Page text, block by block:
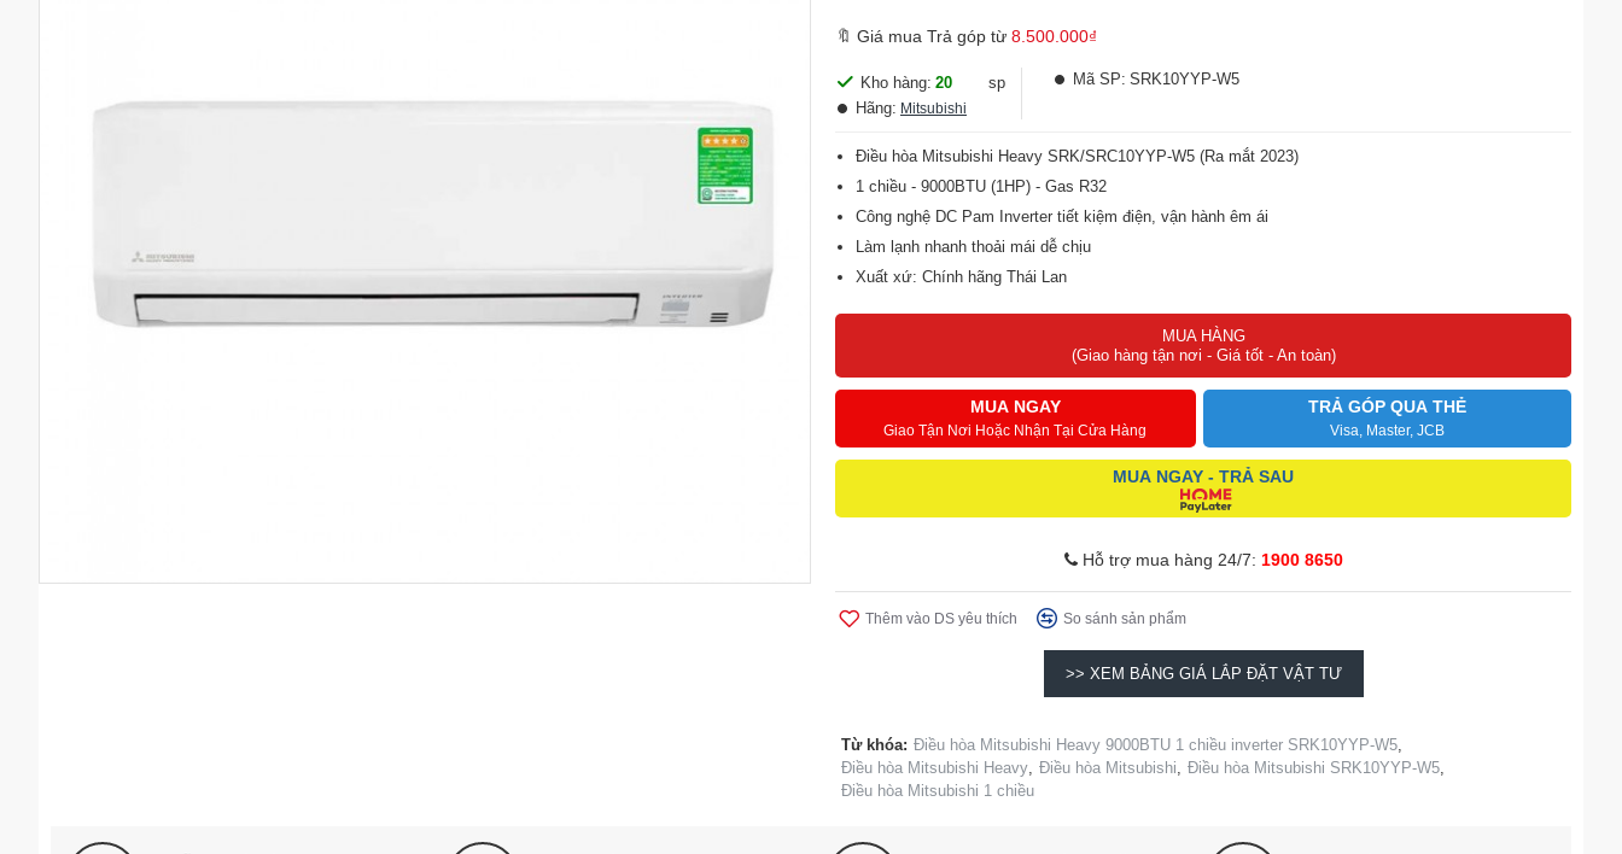
🔖 Giá mua Trả góp từ 8.500.000₫
Kho hàng: 20
sp
Hãng: Mitsubishi
Mã SP: SRK10YYP-W5
Điều hòa Mitsubishi Heavy SRK/SRC10YYP-W5 (Ra mắt 2023)
1 chiều - 9000BTU (1HP) - Gas R32
Công nghệ DC Pam Inverter tiết kiệm điện, vận hành êm ái
Làm lạnh nhanh thoải mái dễ chịu
Xuất xứ: Chính hãng Thái Lan
MUA HÀNG
(Giao hàng tận nơi - Giá tốt - An toàn)
MUA NGAY
Giao Tận Nơi Hoặc Nhận Tại Cửa Hàng
TRẢ GÓP QUA THẺ
Visa, Master, JCB
MUA NGAY - TRẢ SAU
Hỗ trợ mua hàng 24/7: 1900 8650
Thêm vào DS yêu thích So sánh sản phẩm
>> XEM BẢNG GIÁ LẮP ĐẶT VẬT TƯ
Từ khóa: Điều hòa Mitsubishi Heavy 9000BTU 1 chiều inverter SRK10YYP-W5,
Điều hòa Mitsubishi Heavy, Điều hòa Mitsubishi, Điều hòa Mitsubishi SRK10YYP-W5,
Điều hòa Mitsubishi 1 chiều